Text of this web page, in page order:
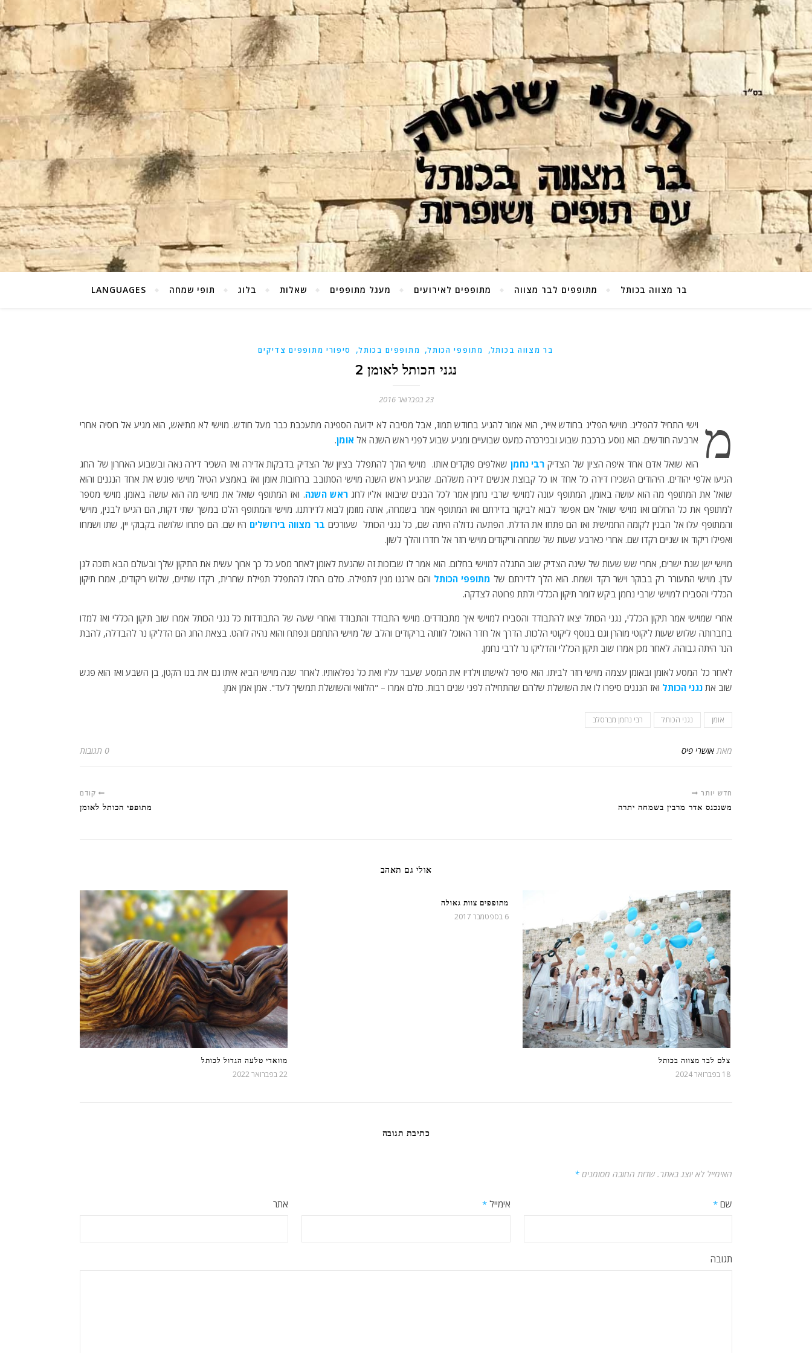
בר מצווה בכותל מתופפים לבר מצווה מתופפים לאירועים מעגל מתופפים שאלות בלוג תופי שמחה LANGUAGES
בר מצווה בכותל, מתופפי הכותל, מתופפים בכותל, סיפורי מתופפים צדיקים
נגני הכותל לאומן 2
23 בפברואר 2016
מ וישי התחיל להפליג. מוישי הפליג בחודש אייר, הוא אמור להגיע בחודש תמוז, אבל מסיבה לא ידועה הספינה מתעכבת כבר מעל חודש. מוישי לא מתיאש, הוא מגיע אל רוסיה אחרי
ארבעה חודשים. הוא נוסע ברכבת שבוע ובכירכרה כמעט שבועיים ומגיע שבוע לפני ראש השנה אל אומן.
הוא שואל אדם אחד איפה הציון של הצדיק רבי נחמן שאלפים פוקדים אותו. מוישי הולך להתפלל בציון של הצדיק בדבקות אדירה ואז השכיר דירה נאה ובשבוע האחרון של החג
הגיעו אלפי יהודים. היהודים השכירו דירה כל אחד או כל קבוצת אנשים דירה משלהם. שהגיע ראש השנה מוישי הסתובב ברחובות אומן ואז באמצע הטיול מוישי פוגש את אחד הנגנים והוא
שואל את המתופף מה הוא עושה באומן, המתופף עונה למוישי שרבי נחמן אמר לכל הבנים שיבואו אליו לחגראש השנה. ואז המתופף שואל את מוישי מה הוא עושה באומן. מוישי מספר
למתופף את כל החלום ואז מוישי שואל אם אפשר לבוא לביקור בדירתם ואז המתופף אמר בשמחה, אתה מוזמן לבוא לדירתנו. מוישי והמתופף הלכו במשך שתי דקות, הם הגיעו לבנין, מוישי
והמתופף עלו אל הבנין לקומה החמישית ואז הם פתחו את הדלת. הפתעה גדולה היתה שם, כל נגני הכותל שעורכים בר מצווה בירושלים היו שם. הם פתחו שלושה בקבוקי יין, שתו ושמחו
ואפילו ריקוד או שניים רקדו שם. אחרי כארבע שעות של שמחה וריקודים מוישי חזר אל חדרו והלך לשון.
מוישי ישן שנת ישרים, אחרי שש שעות של שינה הצדיק שוב התגלה למוישי בחלום. הוא אמר לו שבזכות זה שהגעת לאומן לאחר מסע כל כך ארוך עשית את התיקון שלך ובעולם הבא תזכה לגן
עדן. מוישי התעורר רק בבוקר וישר רקד ושמח. הוא הלך לדירתם של מתופפי הכותל והם ארגנו מנין לתפילה. כולם החלו להתפלל תפילת שחרית, רקדו שתיים, שלוש ריקודים, אמרו תיקון
הכללי והסבירו למוישי שרבי נחמן ביקש לומר תיקון הכללי ולתת פרוטה לצדקה.
אחרי שמוישי אמר תיקון הכללי, נגני הכותל יצאו להתבודד והסבירו למוישי איך מתבודדים. מוישי התבודד והתבודד ואחרי שעה של התבודדות כל נגני הכותל אמרו שוב תיקון הכללי ואז למדו
בחברותה שלוש שעות ליקוטי מוהרן וגם בנוסף ליקוטי הלכות. הדרך אל חדר האוכל לוותה בריקודים והלב של מוישי התחמם ונפתח והוא נהיה לוהט. בצאת החג הם הדליקו נר להבדלה, להבת
הנר היתה גבוהה. לאחר מכן אמרו שוב תיקון הכללי והדליקו נר לרבי נחמן.
לאחר כל המסע לאומן ובאומן עצמה מוישי חזר לביתו. הוא סיפר לאישתו וילדיו את המסע שעבר עליו ואת כל נפלאותיו. לאחר שנה מוישי הביא איתו גם את בנו הקטן, בן השבע ואז הוא פגש
שוב את נגני הכותל ואז הנגנים סיפרו לו את השושלת שלהם שהתחילה לפני שנים רבות. כולם אמרו – "הלוואי והשושלת תמשיך לעד". אמן אמן אמן.
אומן נגני הכותל רבי נחמן מברסלב
מאתאושרי פיס 0 תגובות
קודם
מתופפי הכותל לאומן
חדש יותר
משנכנס אדר מרבין בשמחה יתרה
אולי גם תאהב
מוואדי טלעה הגדול לכותל
22 בפברואר 2022
מתופפים צוות גאולה
6 בספטמבר 2017
צלם לבר מצווה בכותל
18 בפברואר 2024
כתיבת תגובה
האימייל לא יוצג באתר. שדות החובה מסומנים *
שם * אימייל* אתר
תגובה